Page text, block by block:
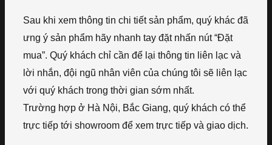
Sau khi xem thông tin chi tiết sản phẩm, quý khác đã
ưng ý sản phẩm hãy nhanh tay đặt nhấn nút “Đặt
mua”. Quý khách chỉ cần để lại thông tin liên lạc và
lời nhắn, đội ngũ nhân viên của chúng tôi sẽ liên lạc
với quý khách trong thời gian sớm nhất.
Trường hợp ở Hà Nội, Bắc Giang, quý khách có thể
trực tiếp tới showroom để xem trực tiếp và giao dịch.